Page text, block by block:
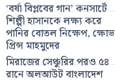
‘বর্ষা বিপ্লবের গান’ কনসার্টে
শিল্পী হাসানকে লক্ষ্য করে
পানির বোতল নিক্ষেপ, ক্ষোভ
প্রিন্স মাহমুদের
মিরাজের সেঞ্চুরির পরও ৫৪
রানে অলআউট বাংলাদেশ